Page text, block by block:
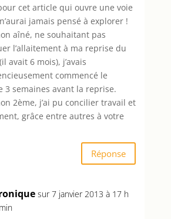
cet article qui ouvre une voie
jamais pensé à explorer !
aîné, ne souhaitant pas
l’allaitement à ma reprise du
avait 6 mois), j’avais
commencé le
3 semaines avant la reprise.
2ème, j’ai pu concilier travail et
grâce entre autres à votre
Réponse
sur 7 janvier 2013 à 17 h